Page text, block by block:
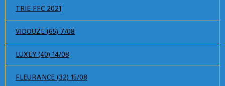
TRIE FFC 2021
VIDOUZE (65) 7/08
LUXEY (40) 14/08
FLEURANCE (32) 15/08